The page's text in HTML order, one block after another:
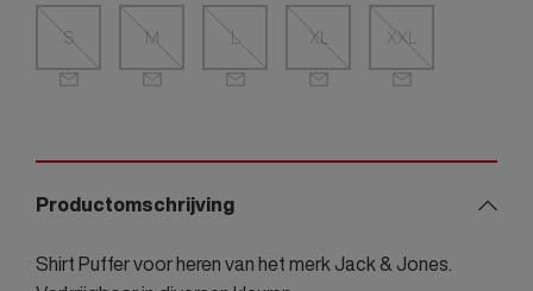
S M L XL XXL
Productomschrijving
Shirt Puffer voor heren van het merk Jack & Jones.